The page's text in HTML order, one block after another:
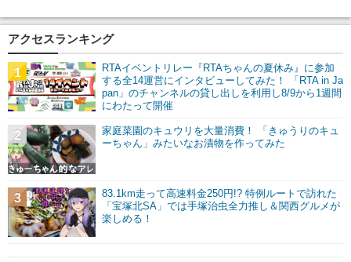
アクセスランキング
RTAイベントリレー『RTAちゃんの夏休み』に参加
する全14運営にインタビューしてみた！ 「RTA in Ja
pan」のチャンネルの貸し出しを利用し8/9から1週間
にわたって開催
1
家庭菜園のキュウリを大量消費！ 「きゅうりのキュ
ーちゃん」みたいなお漬物を作ってみた
2
83.1km走って高速料金250円!? 特例ルートで訪れた
「宝塚北SA」では手塚治虫全力推し＆関西グルメが
楽しめる！
3